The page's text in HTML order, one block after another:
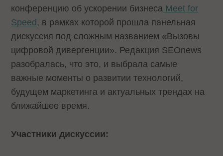
конференцию об ускорении бизнеса Meet for
Speed , в рамках которой прошла панельная
дискуссия под сложным названием «Вызовы
цифровой дивергенции». Редакция SEOnews
разобралась, что это, и выбрала самые
важные моменты о развитии технологий,
будущем маркетинга и актуальных трендах на
ближайшее время.
Участники дискуссии: